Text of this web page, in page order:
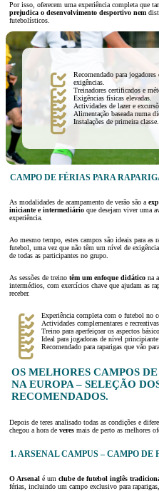
Por isso, oferecem uma experiência completa que
prejudica o desenvolvimento desportivo nem
futebolísticos.
Recomendado para
exigências.
Treinadores certificados e
Exigências físicas elevadas.
Actividades de lazer e
Alimentação baseada numa
Instalações de primeira classe.
CAMPO DE FÉRIAS PARA
As modalidades de acampamento de verão são a
iniciante e intermediário que desejam viver uma
experiência.
Ao mesmo tempo, estes campos são ideais para as
futebol, uma vez que não têm um nível de
de todas as participantes no grupo.
As sessões de treino têm um enfoque didático na
intermédios, com exercícios chave que ajudam as
receber.
Experiência completa com o futebol no
Actividades complementares e
Treino para aperfeiçoar os aspectos
Ideal para jogadoras de nível
Recomendado para raparigas que vão
OS MELHORES CAMPOS
NA EUROPA – SELEÇÃO
RECOMENDADOS.
Depois de teres analisado todas as condições e
chegou a hora de veres mais de perto as melhores
1. ARSENAL CAMPUS – CAMPO DE
O Arsenal é um clube de futebol inglês
férias, incluindo um campo exclusivo para